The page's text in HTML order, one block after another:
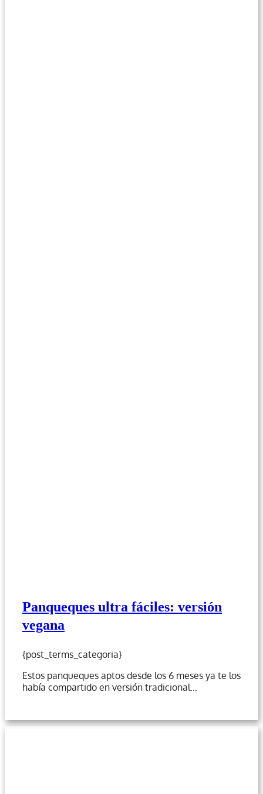
Panqueques ultra fáciles: versión
vegana
{post_terms_categoria}
Estos panqueques aptos desde los 6 meses ya te los
había compartido en versión tradicional…